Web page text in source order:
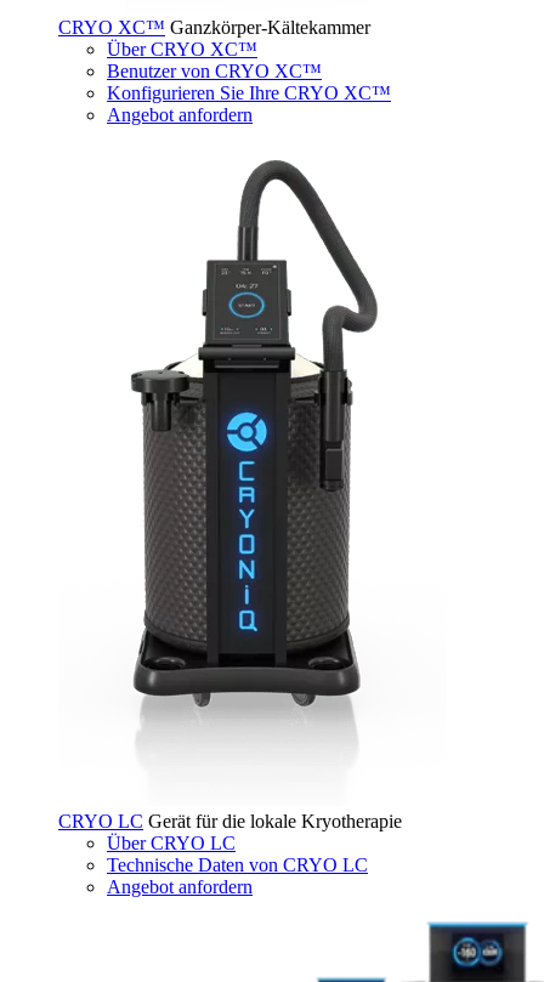
CRYO XC™ Ganzkörper-Kältekammer
Über CRYO XC™
Benutzer von CRYO XC™
Konfigurieren Sie Ihre CRYO XC™
Angebot anfordern
CRYO LC Gerät für die lokale Kryotherapie
Über CRYO LC
Technische Daten von CRYO LC
Angebot anfordern